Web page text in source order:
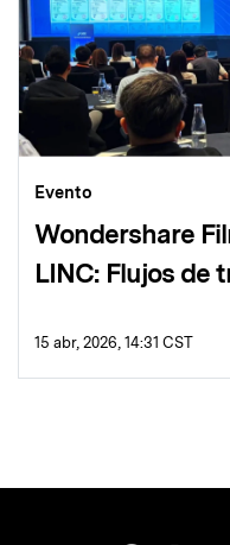
Evento
Wondershare
LINC: Flujos de
15 abr, 2026, 14:31 CST